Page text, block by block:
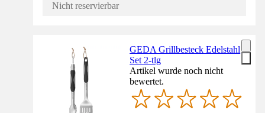
Nicht reservierbar
GEDA Grillbesteck Edelstahl
Set 2-tlg
Artikel wurde noch nicht
bewertet.